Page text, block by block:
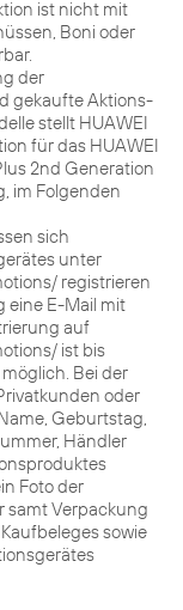
ist nicht mit
Boni oder
der
gekaufte Aktions-
stellt HUAWEI
für das HUAWEI
2nd Generation
im Folgenden
sich
unter
registrieren
eine E-Mail mit
auf
ist bis
Bei der
oder
Geburtstag,
Händler
Foto der
samt Verpackung
sowie